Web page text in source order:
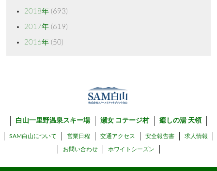
2018年(693)
2017年(619)
2016年(50)
白山一里野温泉スキー場 瀬女 コテージ村 癒しの湯 天領
SAM白山について 営業日程 交通アクセス 安全報告書 求人情報
お問い合わせ ホワイトシーズン